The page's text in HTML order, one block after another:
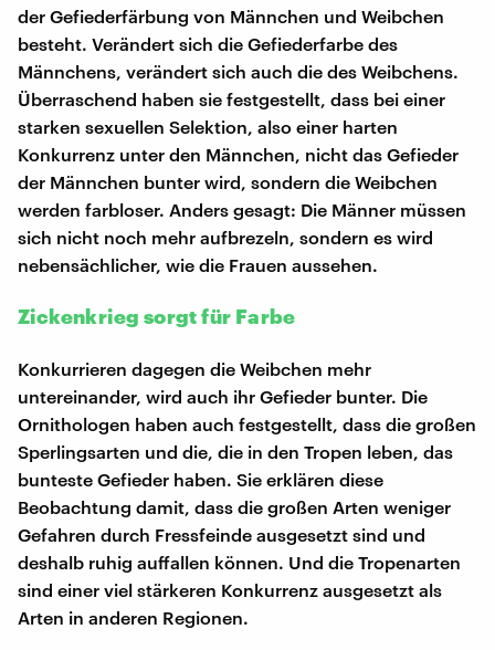
der Gefiederfärbung von Männchen und Weibchen
besteht. Verändert sich die Gefiederfarbe des
Männchens, verändert sich auch die des Weibchens.
Überraschend haben sie festgestellt, dass bei einer
starken sexuellen Selektion, also einer harten
Konkurrenz unter den Männchen, nicht das Gefieder
der Männchen bunter wird, sondern die Weibchen
werden farbloser. Anders gesagt: Die Männer müssen
sich nicht noch mehr aufbrezeln, sondern es wird
nebensächlicher, wie die Frauen aussehen.
Zickenkrieg sorgt für Farbe
Konkurrieren dagegen die Weibchen mehr
untereinander, wird auch ihr Gefieder bunter. Die
Ornithologen haben auch festgestellt, dass die großen
Sperlingsarten und die, die in den Tropen leben, das
bunteste Gefieder haben. Sie erklären diese
Beobachtung damit, dass die großen Arten weniger
Gefahren durch Fressfeinde ausgesetzt sind und
deshalb ruhig auffallen können. Und die Tropenarten
sind einer viel stärkeren Konkurrenz ausgesetzt als
Arten in anderen Regionen.